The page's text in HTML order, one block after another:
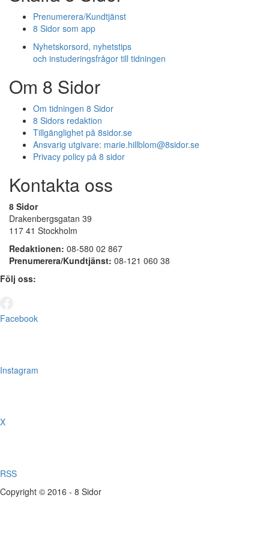
Prenumerera/Kundtjänst
8 Sidor som app
Nyhetskorsord, nyhetstips
och instuderingsfrågor till tidningen
Om 8 Sidor
Om tidningen 8 Sidor
8 Sidors redaktion
Tillgänglighet på 8sidor.se
Ansvarig utgivare: marie.hillblom@8sidor.se
Privacy policy på 8 sidor
Kontakta oss
8 Sidor
Drakenbergsgatan 39
117 41 Stockholm
Redaktionen: 08-580 02 867
Prenumerera/Kundtjänst: 08-121 060 38
Följ oss:
Facebook
Instagram
X
RSS
Copyright © 2016 - 8 Sidor